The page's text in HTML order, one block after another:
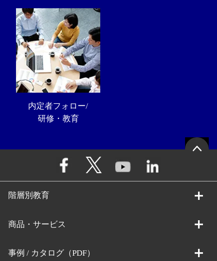
内定者フォロー/
研修・教育
階層別教育
商品・サービス
事例 / カタログ（PDF）